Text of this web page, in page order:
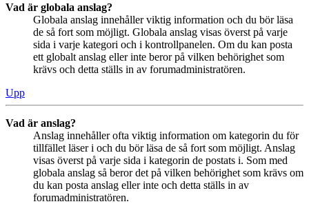
Vad är globala anslag?
Globala anslag innehåller viktig information och du bör läsa
de så fort som möjligt. Globala anslag visas överst på varje
sida i varje kategori och i kontrollpanelen. Om du kan posta
ett globalt anslag eller inte beror på vilken behörighet som
krävs och detta ställs in av forumadministratören.
Upp
Vad är anslag?
Anslag innehåller ofta viktig information om kategorin du för
tillfället läser i och du bör läsa de så fort som möjligt. Anslag
visas överst på varje sida i kategorin de postats i. Som med
globala anslag så beror det på vilken behörighet som krävs om
du kan posta anslag eller inte och detta ställs in av
forumadministratören.